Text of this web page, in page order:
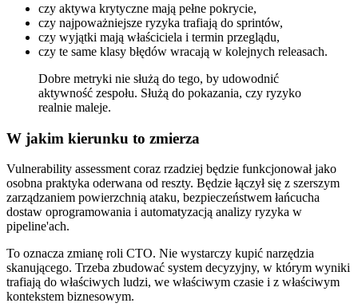
czy aktywa krytyczne mają pełne pokrycie,
czy najpoważniejsze ryzyka trafiają do sprintów,
czy wyjątki mają właściciela i termin przeglądu,
czy te same klasy błędów wracają w kolejnych releasach.
Dobre metryki nie służą do tego, by udowodnić
aktywność zespołu. Służą do pokazania, czy ryzyko
realnie maleje.
W jakim kierunku to zmierza
Vulnerability assessment coraz rzadziej będzie funkcjonował jako
osobna praktyka oderwana od reszty. Będzie łączył się z szerszym
zarządzaniem powierzchnią ataku, bezpieczeństwem łańcucha
dostaw oprogramowania i automatyzacją analizy ryzyka w
pipeline'ach.
To oznacza zmianę roli CTO. Nie wystarczy kupić narzędzia
skanującego. Trzeba zbudować system decyzyjny, w którym wyniki
trafiają do właściwych ludzi, we właściwym czasie i z właściwym
kontekstem biznesowym.